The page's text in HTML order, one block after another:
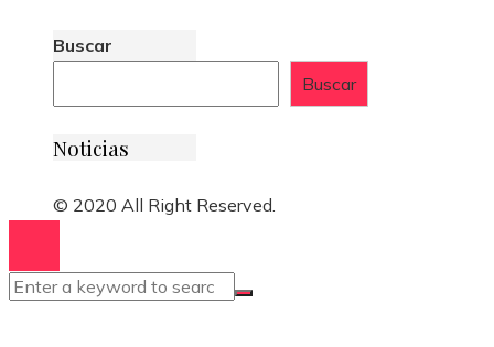
Buscar
Buscar
Noticias
© 2020 All Right Reserved.